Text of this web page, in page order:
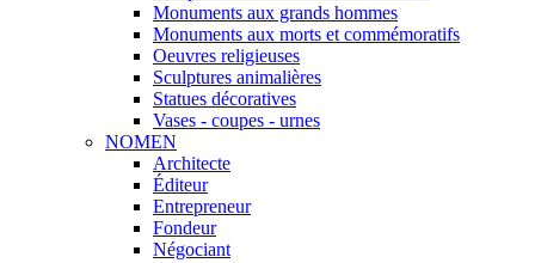
Monuments aux grands hommes
Monuments aux morts et commémoratifs
Oeuvres religieuses
Sculptures animalières
Statues décoratives
Vases - coupes - urnes
NOMEN
Architecte
Éditeur
Entrepreneur
Fondeur
Négociant